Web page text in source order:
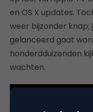
en OS X updates.
weer bijzonder knap;
gelanceerd gaat
honderdduizenden
wachten.